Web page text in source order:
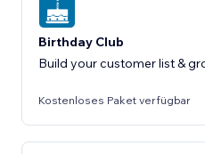
Birthday Club
Build your customer list &
Kostenloses Paket verfügbar